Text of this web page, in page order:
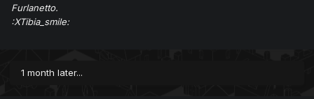
Furlanetto.
:XTibia_smile:
1 month later...